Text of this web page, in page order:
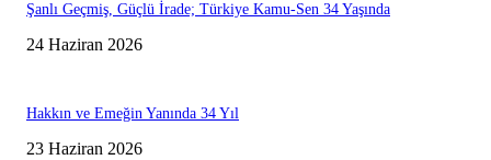
Şanlı Geçmiş, Güçlü İrade; Türkiye Kamu-Sen 34 Yaşında
24 Haziran 2026
Hakkın ve Emeğin Yanında 34 Yıl
23 Haziran 2026